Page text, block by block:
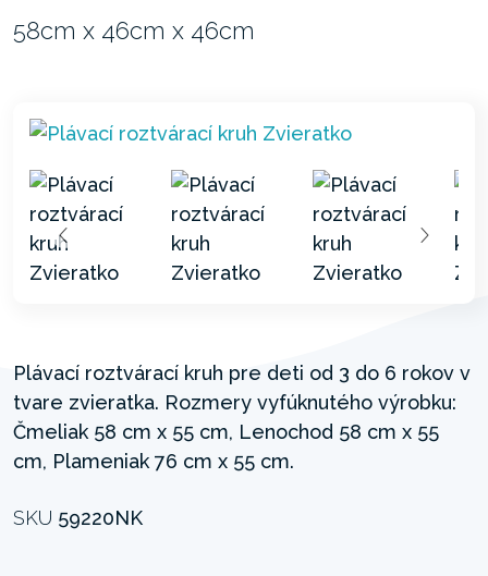
58cm x 46cm x 46cm
Plávací roztvárací kruh pre deti od 3 do 6 rokov v
tvare zvieratka. Rozmery vyfúknutého výrobku:
Čmeliak 58 cm x 55 cm, Lenochod 58 cm x 55
cm, Plameniak 76 cm x 55 cm.
SKU 59220NK